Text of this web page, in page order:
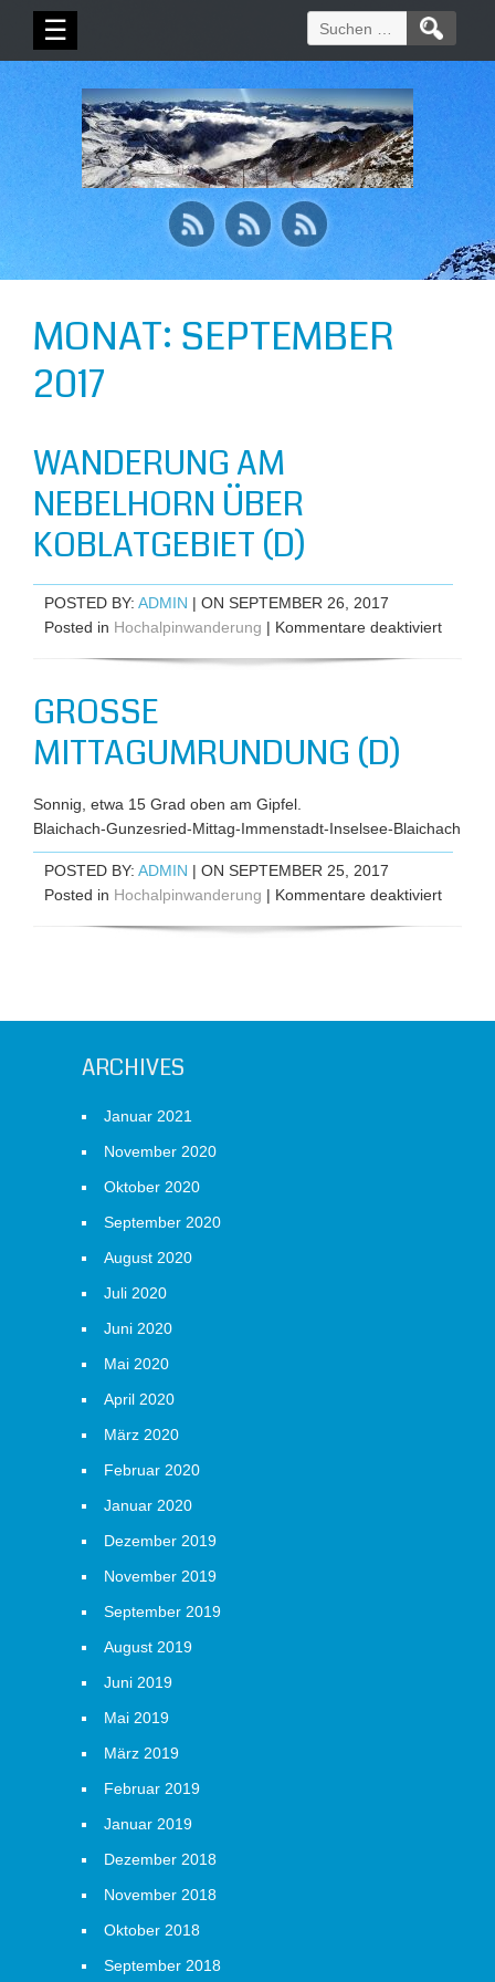
☰
Suchen
nach:
MONAT: SEPTEMBER
2017
WANDERUNG AM
NEBELHORN ÜBER
KOBLATGEBIET (D)
POSTED BY: ADMIN | ON SEPTEMBER 26, 2017
Posted in Hochalpinwanderung | Kommentare deaktiviertfür
GROSSE M
ITTAGUMRUNDUNG (D)
Sonnig, etwa 15 Grad oben am Gipfel.
Blaichach-Gunzesried-Mittag-Immenstadt-Inselsee-Blaichach
POSTED BY: ADMIN | ON SEPTEMBER 25, 2017
Posted in Hochalpinwanderung | Kommentare deaktiviertfür
ARCHIVES
Januar 2021
November 2020
Oktober 2020
September 2020
August 2020
Juli 2020
Juni 2020
Mai 2020
April 2020
März 2020
Februar 2020
Januar 2020
Dezember 2019
November 2019
September 2019
August 2019
Juni 2019
Mai 2019
März 2019
Februar 2019
Januar 2019
Dezember 2018
November 2018
Oktober 2018
September 2018